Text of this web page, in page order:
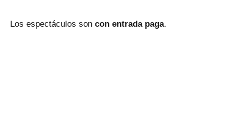
Los espectáculos son con entrada paga.